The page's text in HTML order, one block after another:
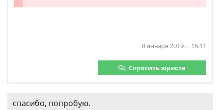
8 января 2019 г. 16:11
Спросить юриста
спасибо, попробую.